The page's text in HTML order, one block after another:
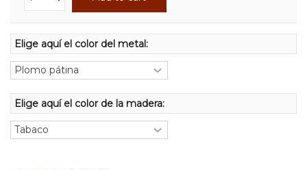
Elige aquí el color del metal:
Elige aquí el color de la madera: